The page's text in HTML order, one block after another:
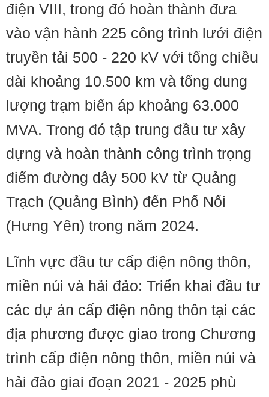
điện VIII, trong đó hoàn thành đưa
vào vận hành 225 công trình lưới điện
truyền tải 500 - 220 kV với tổng chiều
dài khoảng 10.500 km và tổng dung
lượng trạm biến áp khoảng 63.000
MVA. Trong đó tập trung đầu tư xây
dựng và hoàn thành công trình trọng
điểm đường dây 500 kV từ Quảng
Trạch (Quảng Bình) đến Phố Nối
(Hưng Yên) trong năm 2024.
Lĩnh vực đầu tư cấp điện nông thôn,
miền núi và hải đảo: Triển khai đầu tư
các dự án cấp điện nông thôn tại các
địa phương được giao trong Chương
trình cấp điện nông thôn, miền núi và
hải đảo giai đoạn 2021 - 2025 phù